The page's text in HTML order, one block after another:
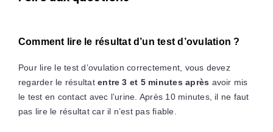
Comment lire le résultat d’un test d’ovulation ?
Pour lire le test d’ovulation correctement, vous devez
regarder le résultatentre 3 et 5 minutes après avoir mis
le test en contact avec l’urine. Après 10 minutes, il ne faut
pas lire le résultat car il n’est pas fiable.